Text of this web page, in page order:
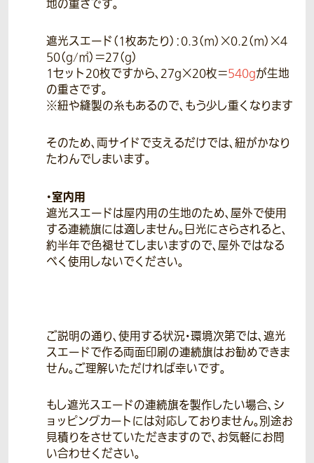
地の重さです。
遮光スエード（1枚あたり）：0.3（m）×0.2（m）×4
50（g/㎡）＝27（g）
1セット20枚ですから、27g×20枚＝540gが生地
の重さです。
※紐や縫製の糸もあるので、もう少し重くなります
そのため、両サイドで支えるだけでは、紐がかなり
たわんでしまいます。
・室内用
遮光スエードは屋内用の生地のため、屋外で使用
する連続旗には適しません。日光にさらされると、
約半年で色褪せてしまいますので、屋外ではなる
べく使用しないでください。
ご説明の通り、使用する状況・環境次第では、遮光
スエードで作る両面印刷の連続旗はお勧めできま
せん。ご理解いただければ幸いです。
もし遮光スエードの連続旗を製作したい場合、シ
ョッピングカートには対応しておりません。別途お
見積りをさせていただきますので、お気軽にお問
い合わせください。